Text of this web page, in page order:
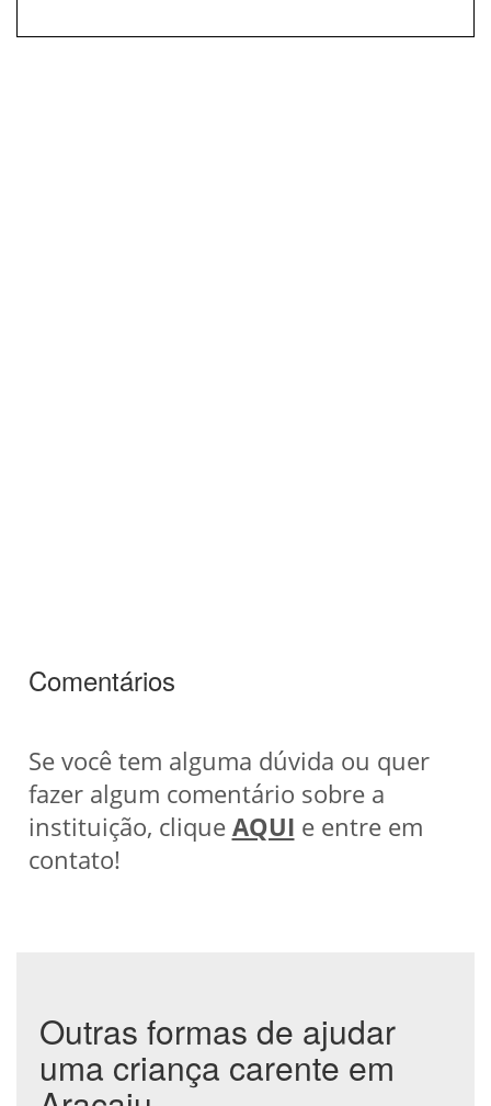
Comentários
Se você tem alguma dúvida ou quer
fazer algum comentário sobre a
instituição, clique AQUI e entre em
contato!
Outras formas de ajudar
uma criança carente em